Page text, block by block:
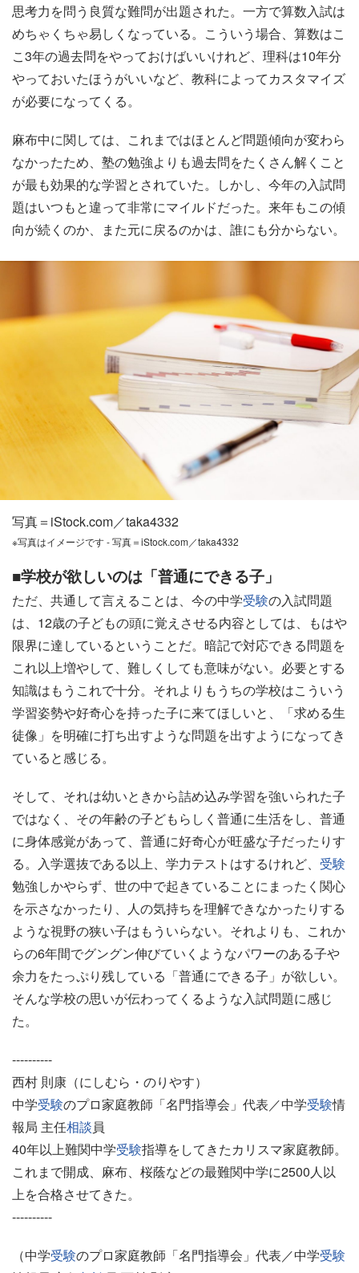
思考力を問う良質な難問が出題された。一方で算数入試は
めちゃくちゃ易しくなっている。こういう場合、算数はこ
こ3年の過去問をやっておけばいいけれど、理科は10年分
やっておいたほうがいいなど、教科によってカスタマイズ
が必要になってくる。
麻布中に関しては、これまではほとんど問題傾向が変わら
なかったため、塾の勉強よりも過去問をたくさん解くこと
が最も効果的な学習とされていた。しかし、今年の入試問
題はいつもと違って非常にマイルドだった。来年もこの傾
向が続くのか、また元に戻るのかは、誰にも分からない。
写真＝iStock.com／taka4332
※写真はイメージです - 写真＝iStock.com／taka4332
■学校が欲しいのは「普通にできる子」
ただ、共通して言えることは、今の中学受験の入試問題
は、12歳の子どもの頭に覚えさせる内容としては、もはや
限界に達しているということだ。暗記で対応できる問題を
これ以上増やして、難しくしても意味がない。必要とする
知識はもうこれで十分。それよりもうちの学校はこういう
学習姿勢や好奇心を持った子に来てほしいと、「求める生
徒像」を明確に打ち出すような問題を出すようになってき
ていると感じる。
そして、それは幼いときから詰め込み学習を強いられた子
ではなく、その年齢の子どもらしく普通に生活をし、普通
に身体感覚があって、普通に好奇心が旺盛な子だったりす
る。入学選抜である以上、学力テストはするけれど、 受験
勉強しかやらず、世の中で起きていることにまったく関心
を示さなかったり、人の気持ちを理解できなかったりする
ような視野の狭い子はもういらない。それよりも、これか
らの6年間でグングン伸びていくようなパワーのある子や
余力をたっぷり残している「普通にできる子」が欲しい。
そんな学校の思いが伝わってくるような入試問題に感じ
た。
----------
西村 則康（にしむら・のりやす）
中学受験のプロ家庭教師「名門指導会」代表／中学受験情
報局 主任相談員
40年以上難関中学受験指導をしてきたカリスマ家庭教師。
これまで開成、麻布、桜蔭などの最難関中学に2500人以
上を合格させてきた。
----------
（中学受験のプロ家庭教師「名門指導会」代表／中学受験